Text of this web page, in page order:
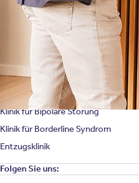
Spezialisierte Kliniken
Klinik für Depression
Klinik für Burnout
Klinik für Angststörung
Klinik für Zwangsstörung
Klinik für Persönlichkeitsstörung
Klinik für Bipolare Störung
Klinik für Borderline Syndrom
Entzugsklinik
Folgen Sie uns: